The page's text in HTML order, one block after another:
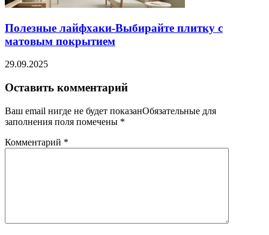
Полезные лайфхаки-Выбирайте плитку с
матовым покрытием
29.09.2025
Оставить комментарий
Ваш email нигде не будет показанОбязательные для
заполнения поля помечены *
Комментарий *